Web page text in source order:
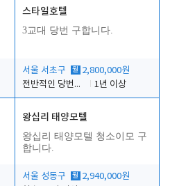
스타일호텔
3교대 당번 구합니다.
서울 서초구 월 2,800,000원
전반적인 당번업무
1년 이상
왕십리 태양모텔
왕십리 태양모텔 청소이모 구
합니다.
서울 성동구 월 2,940,000원